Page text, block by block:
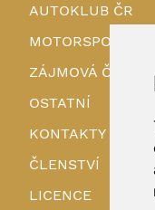
AUTOKLUB ČR
MOTORSPORT
ZÁJMOVÁ
OSTATNÍ
KONTAKTY
ČLENSTVÍ
LICENCE